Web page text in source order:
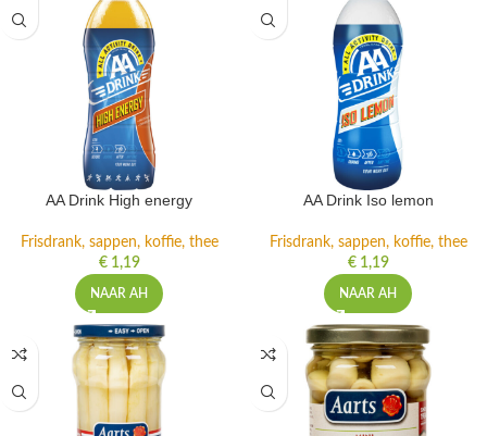
AA Drink High energy
Frisdrank, sappen, koffie, thee
€1,19
NAAR AH
AA Drink Iso lemon
Frisdrank, sappen, koffie, thee
€1,19
NAAR AH